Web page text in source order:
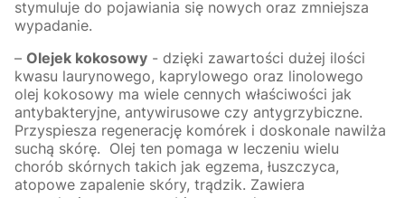
stymuluje do pojawiania się nowych oraz zmniejsza
wypadanie.
– Olejek kokosowy - dzięki zawartości dużej ilości
kwasu laurynowego, kaprylowego oraz linolowego
olej kokosowy ma wiele cennych właściwości jak
antybakteryjne, antywirusowe czy antygrzybiczne.
Przyspiesza regenerację komórek i doskonale nawilża
suchą skórę. Olej ten pomaga w leczeniu wielu
chorób skórnych takich jak egzema, łuszczyca,
atopowe zapalenie skóry, trądzik. Zawiera